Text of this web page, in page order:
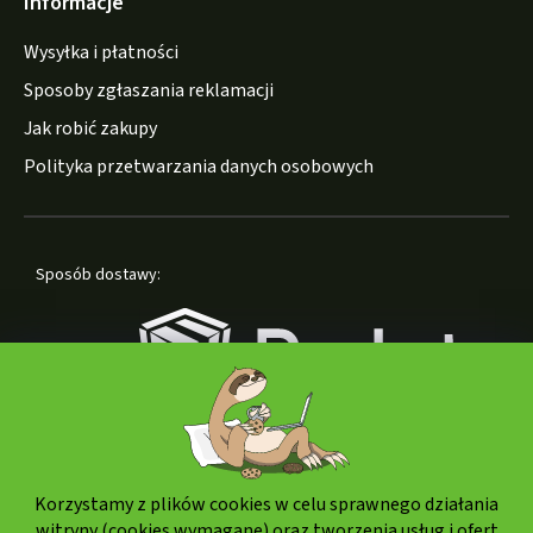
Korzystamy z plików cookies w celu sprawnego działania
Wysyłka i płatności
Sposoby zgłaszania reklamacji
Jak robić zakupy
Polityka przetwarzania danych osobowych
Sposób dostawy:
Formy płatności: